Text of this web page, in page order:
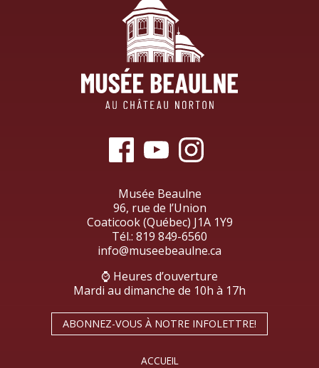
Musée Beaulne
96, rue de l’Union
Coaticook (Québec) J1A 1Y9
Tél.: 819 849-6560
info@museebeaulne.ca
⌚ Heures d’ouverture
Mardi au dimanche de 10h à 17h
ABONNEZ-VOUS À NOTRE INFOLETTRE!
ACCUEIL